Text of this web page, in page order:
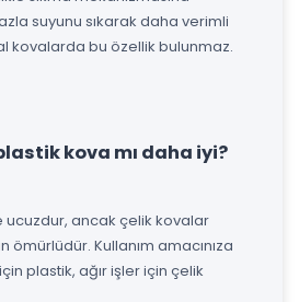
suyunu sıkarak daha verimli
kovalarda bu özellik bulunmaz.
kova mı daha iyi?
ucuzdur, ancak çelik kovalar
ömürlüdür. Kullanım amacınıza
plastik, ağır işler için çelik